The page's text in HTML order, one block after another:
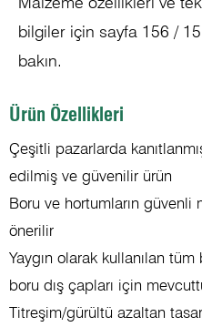
bilgiler için sayfa 156 /
bakın.
Ürün Özellikleri
Çeşitli pazarlarda
edilmiş ve güvenilir ürün
Boru ve hortumların güvenli
önerilir
Yaygın olarak kullanılan tüm
boru dış çapları için
Titreşim/gürültü azaltan